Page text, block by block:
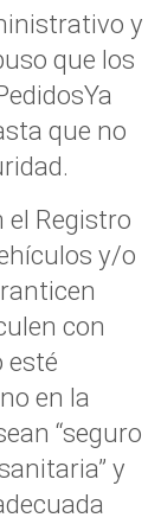
y
que los
que no
el Registro
y/o
con
esté
en la
“seguro
y